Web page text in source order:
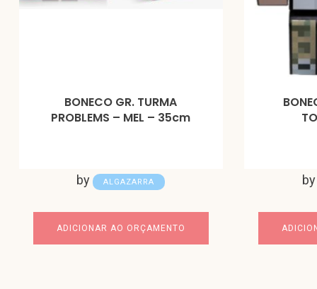
BONECO GR. TURMA
PROBLEMS – MEL – 35cm
by ALGAZARRA
ADICIONAR AO ORÇAMENTO